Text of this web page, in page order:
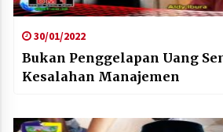
30/01/2022
Bukan Penggelapan Uang
Kesalahan Manajemen